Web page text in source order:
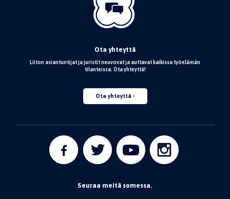
Ota yhteyttä
Liiton asiantuntijat ja juristit neuvovat ja auttavat kaikissa työelämän
tilanteissa. Ota yhteyttä!
Ota yhteyttä
Seuraa meitä somessa.